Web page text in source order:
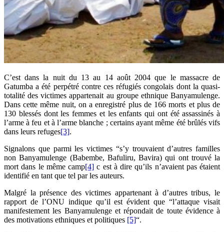
C’est dans la nuit du 13 au 14 août 2004 que le massacre de
Gatumba a été perpétré contre ces réfugiés congolais dont la quasi-
totalité des victimes appartenait au groupe ethnique Banyamulenge.
Dans cette même nuit, on a enregistré plus de 166 morts et plus de
130 blessés dont les femmes et les enfants qui ont été assassinés à
l’arme à feu et à l’arme blanche ; certains ayant même été brûlés vifs
dans leurs refuges[3].
Signalons que parmi les victimes “s’y trouvaient d’autres familles
non Banyamulenge (Babembe, Bafuliru, Bavira) qui ont trouvé la
mort dans le même camp[4] c est à dire qu’ils n’avaient pas étaient
identifié en tant que tel par les auteurs.
Malgré la présence des victimes appartenant à d’autres tribus, le
rapport de l’ONU indique qu’il est évident que “l’attaque visait
manifestement les Banyamulenge et répondait de toute évidence à
des motivations ethniques et politiques [5]“.